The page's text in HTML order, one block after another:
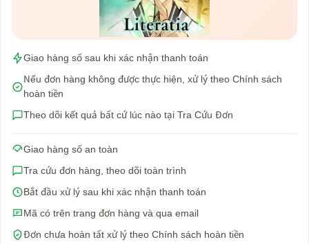
Giao hàng số sau khi xác nhận thanh toán
Nếu đơn hàng không được thực hiện, xử lý theo Chính sách
hoàn tiền
Theo dõi kết quả bất cứ lúc nào tại Tra Cứu Đơn
Giao hàng số an toàn
Tra cứu đơn hàng, theo dõi toàn trình
Bắt đầu xử lý sau khi xác nhận thanh toán
Mã có trên trang đơn hàng và qua email
Đơn chưa hoàn tất xử lý theo Chính sách hoàn tiền